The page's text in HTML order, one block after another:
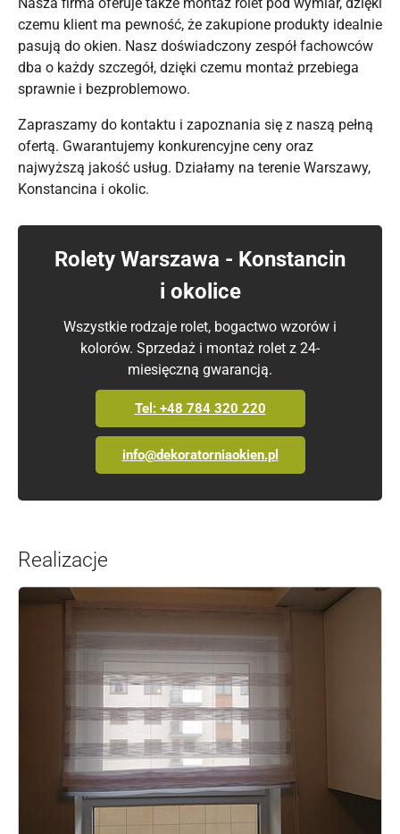
czemu klient ma pewność, że zakupione produkty idealnie
pasują do okien. Nasz doświadczony zespół fachowców
dba o każdy szczegół, dzięki czemu montaż przebiega
sprawnie i bezproblemowo.
Zapraszamy do kontaktu i zapoznania się z naszą pełną
ofertą. Gwarantujemy konkurencyjne ceny oraz
najwyższą jakość usług. Działamy na terenie Warszawy,
Konstancina i okolic.
Rolety Warszawa - Konstancin
i okolice
Wszystkie rodzaje rolet, bogactwo wzorów i
kolorów. Sprzedaż i montaż rolet z 24-
miesięczną gwarancją.
Tel: +48 784 320 220
info@dekoratorniaokien.pl
Realizacje